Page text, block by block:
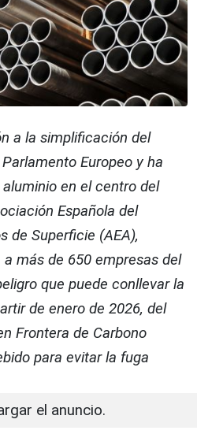
a la simplificación del
Europeo y ha
en el centro del
Española del
de Superficie (AEA),
más de 650 empresas del
que puede conllevar la
de enero de 2026, del
Frontera de Carbono
para evitar la fuga
el anuncio.